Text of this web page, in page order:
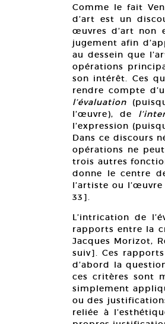
Comme le fait
d’art est un
œuvres d’art non
jugement afin
au dessein que
opérations
son intérêt. Ces
rendre compte
l’évaluation
l’œuvre), de
l’expression
Dans ce discours
opérations ne
trois autres
donne le centre
l’artiste ou
33].
L’intrication de
rapports entre la
Jacques Morizot,
suiv]. Ces
d’abord la
ces critères sont
simplement
ou des
reliée à